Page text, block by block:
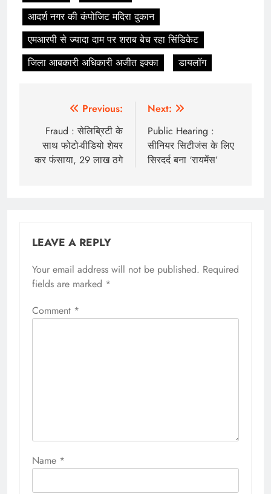
आदर्श नगर की कंपोजिट मदिरा दुकान
एमआरपी से ज्यादा दाम पर शराब बेच रहा सिंडिकेट
जिला आबकारी अधिकारी अजीत इक्का
डायलॉग
navigation
Previous:
Fraud : सेलिब्रिटी के
साथ फोटो-वीडियो शेयर
कर फंसाया, 29 लाख ठगे
Next:
Public Hearing :
सीनियर सिटीजंस के लिए
सिरदर्द बना ‘रायमेंस’
LEAVE A REPLY
Your email address will not be published. Required
fields are marked *
Comment *
Name *